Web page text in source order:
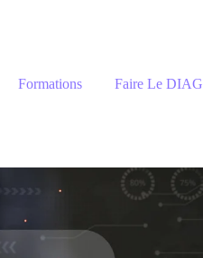
pour Qui sommes-nous?
le sous-menu pour Services
Formations Faire Le DIAG